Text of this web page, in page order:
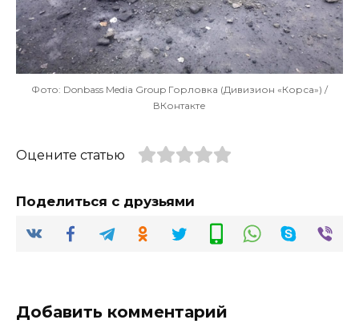
Фото: Donbass Media Group Горловка (Дивизион «Корса») /
ВКонтакте
Оцените статью
Поделиться с друзьями
Добавить комментарий